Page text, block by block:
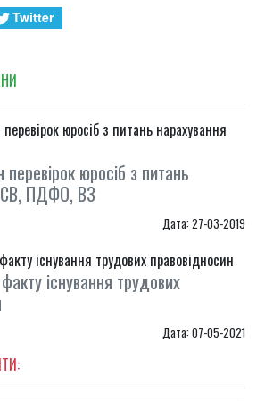
Twitter
юросіб з питань
ПДФО, ВЗ
Дата: 27-03-2019
існування трудових
Дата: 07-05-2021